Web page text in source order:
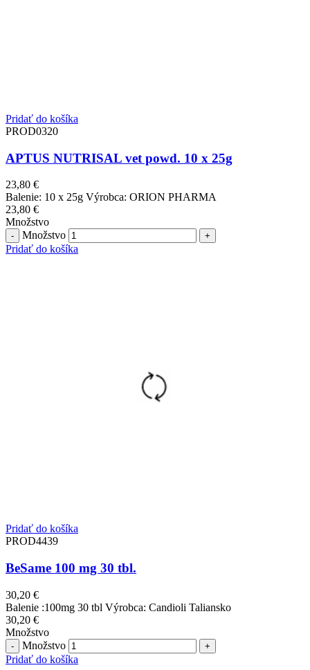
Pridať do košíka
PROD0320
APTUS NUTRISAL vet powd. 10 x 25g
23,80 €
Balenie: 10 x 25g Výrobca: ORION PHARMA
23,80 €
Množstvo
Množstvo
Pridať do košíka
Pridať do košíka
PROD4439
BeSame 100 mg 30 tbl.
30,20 €
Balenie :100mg 30 tbl Výrobca: Candioli Taliansko
30,20 €
Množstvo
Množstvo
Pridať do košíka